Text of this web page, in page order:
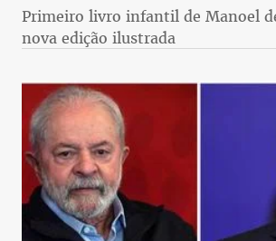
Primeiro livro infantil de Manoel
nova edição ilustrada